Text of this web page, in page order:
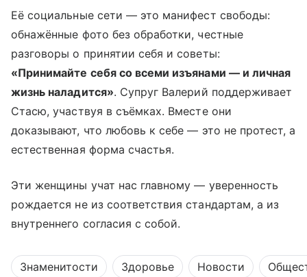
Её социальные сети — это манифест свободы:
обнажённые фото без обработки, честные
разговоры о принятии себя и советы:
«Принимайте себя со всеми изъянами — и личная
жизнь наладится». Супруг Валерий поддерживает
Стасю, участвуя в съёмках. Вместе они
доказывают, что любовь к себе — это не протест, а
естественная форма счастья.
Эти женщины учат нас главному — уверенность
рождается не из соответствия стандартам, а из
внутреннего согласия с собой.
Знаменитости Здоровье Новости